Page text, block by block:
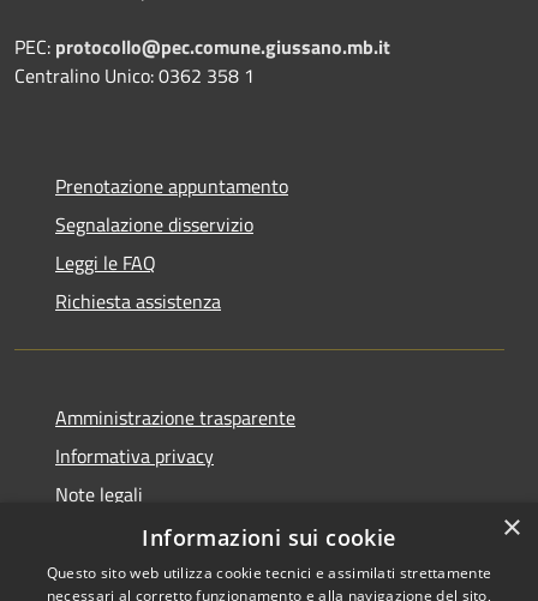
PEC: protocollo@pec.comune.giussano.mb.it
Centralino Unico: 0362 358 1
Prenotazione appuntamento
Segnalazione disservizio
Leggi le FAQ
Richiesta assistenza
Amministrazione trasparente
Informativa privacy
Note legali
Dichiarazione di accessibilità
×
Informazioni sui cookie
Questo sito web utilizza cookie tecnici e assimilati strettamente
necessari al corretto funzionamento e alla navigazione del sito,